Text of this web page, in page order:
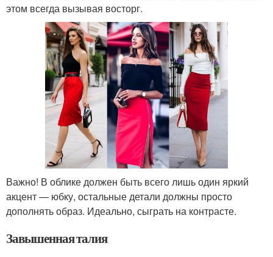
этом всегда вызывая восторг.
Важно! В облике должен быть всего лишь один яркий
акцент — юбку, остальные детали должны просто
дополнять образ. Идеально, сыграть на контрасте.
Завышенная талия